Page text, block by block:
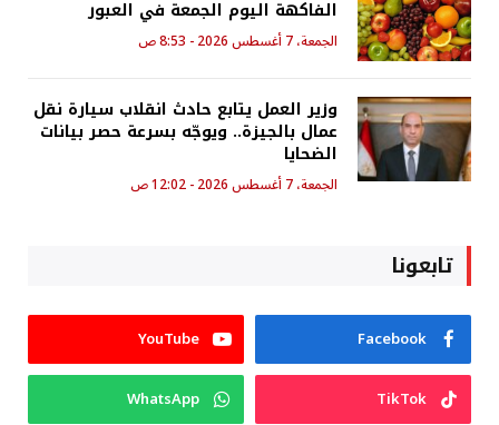
الفاكهة اليوم الجمعة في العبور
الجمعة، 7 أغسطس 2026 - 8:53 ص
وزير العمل يتابع حادث انقلاب سيارة نقل
عمال بالجيزة.. ويوجّه بسرعة حصر بيانات
الضحايا
الجمعة، 7 أغسطس 2026 - 12:02 ص
تابعونا
Facebook
YouTube
TikTok
WhatsApp